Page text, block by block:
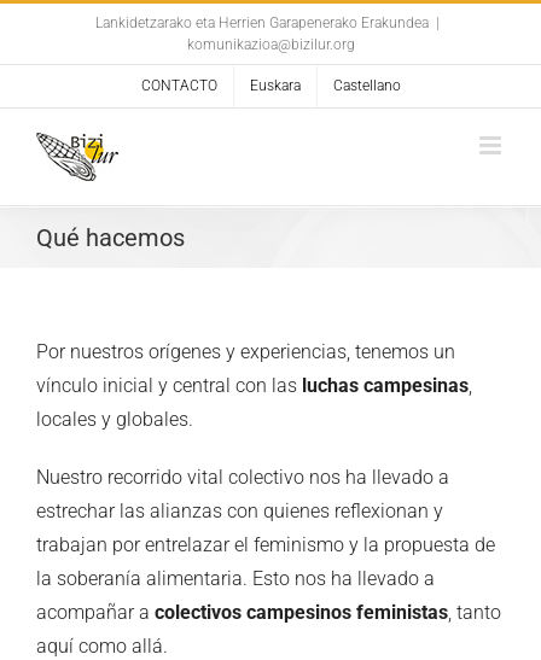
Lankidetzarako eta Herrien Garapenerako Erakundea
komunikazioa@bizilur.org
CONTACTO Euskara Castellano
Qué hacemos
Por nuestros orígenes y experiencias, tenemos un
vínculo inicial y central con las luchas campesinas,
locales y globales.
Nuestro recorrido vital colectivo nos ha llevado a
estrechar las alianzas con quienes reflexionan y
trabajan por entrelazar el feminismo y la propuesta de
la soberanía alimentaria. Esto nos ha llevado a
acompañar a colectivos campesinos feministas, tanto
aquí como allá.